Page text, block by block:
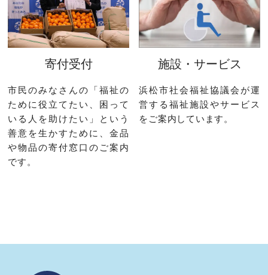
寄付受付
市民のみなさんの「福祉の
ために役立てたい、困って
いる人を助けたい」という
善意を生かすために、金品
や物品の寄付窓口のご案内
です。
施設・サービス
浜松市社会福祉協議会が運
営する福祉施設やサービス
をご案内しています。